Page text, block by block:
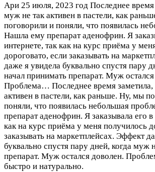
Ари 25 июля, 2023 год Последнее время
муж не так активен в пастели, как
поговорили и поняли, что появилась
Нашла ему препарат аденофрин. Я
интернете, так как на курс приёма у
дороговато, если заказывать на
даже я увидела буквально спустя пару
начал принимать препарат. Муж
Проблема… Последнее время
активен в пастели, как раньше. Ну, мы
поняли, что появилась небольшая
препарат аденофрин. Я заказывала его в
как на курс приёма у меня получилось
заказывать на маркетплейсах. Эффект
буквально спустя пару дней, когда муж
препарат. Муж остался доволен.
быстро и натурально.